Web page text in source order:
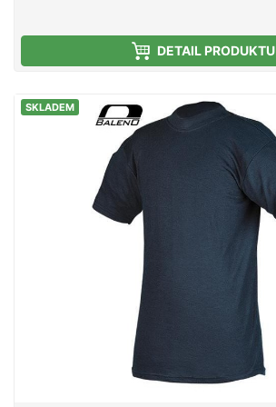
DETAIL PRODUKTU
SKLADEM